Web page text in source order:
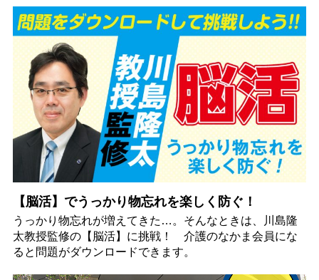
【脳活】でうっかり物忘れを楽しく防ぐ！
うっかり物忘れが増えてきた…。そんなときは、川島隆
太教授監修の【脳活】に挑戦！ 介護のなかま会員にな
ると問題がダウンロードできます。